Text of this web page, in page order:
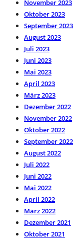
November 2023
Oktober 2023
September 2023
August 2023
Juli 2023
Juni 2023
Mai 2023
April 2023
März 2023
Dezember 2022
November 2022
Oktober 2022
September 2022
August 2022
Juli 2022
Juni 2022
Mai 2022
April 2022
März 2022
Dezember 2021
Oktober 2021